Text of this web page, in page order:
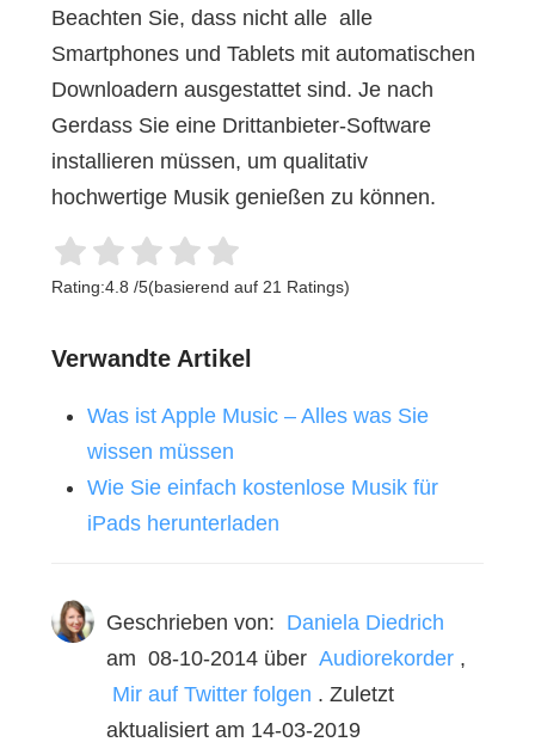
Beachten Sie, dass nicht alle alle
Smartphones und Tablets mit automatischen
Downloadern ausgestattet sind. Je nach
Gerdass Sie eine Drittanbieter-Software
installieren müssen, um qualitativ
hochwertige Musik genießen zu können.
Rating:4.8 /5(basierend auf 21 Ratings)
Verwandte Artikel
Was ist Apple Music – Alles was Sie
wissen müssen
Wie Sie einfach kostenlose Musik für
iPads herunterladen
Geschrieben von: Daniela Diedrich
am 08-10-2014über Audiorekorder ,
Mir auf Twitter folgen . Zuletzt
aktualisiert am 14-03-2019